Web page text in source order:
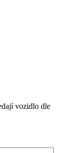
vozidlo dle